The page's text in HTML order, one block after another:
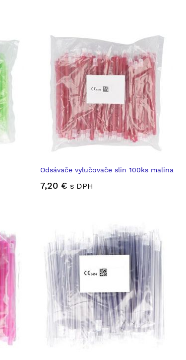
Odsávače vylučovače slin 100ks malina
7,20 € s DPH